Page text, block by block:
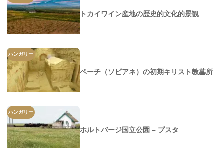
トカイワイン産地の歴史的文化的景観
ハンガリー
ペーチ（ソピアネ）の初期キリスト教墓所
ハンガリー
ホルトバージ国立公園 – プスタ